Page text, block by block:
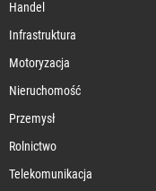
Handel
Infrastruktura
Motoryzacja
Nieruchomość
Przemysł
Rolnictwo
Telekomunikacja